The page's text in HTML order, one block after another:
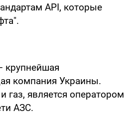
АРІ, которые
крупнейшая
компания Украины.
газ, является оператором
АЗС.